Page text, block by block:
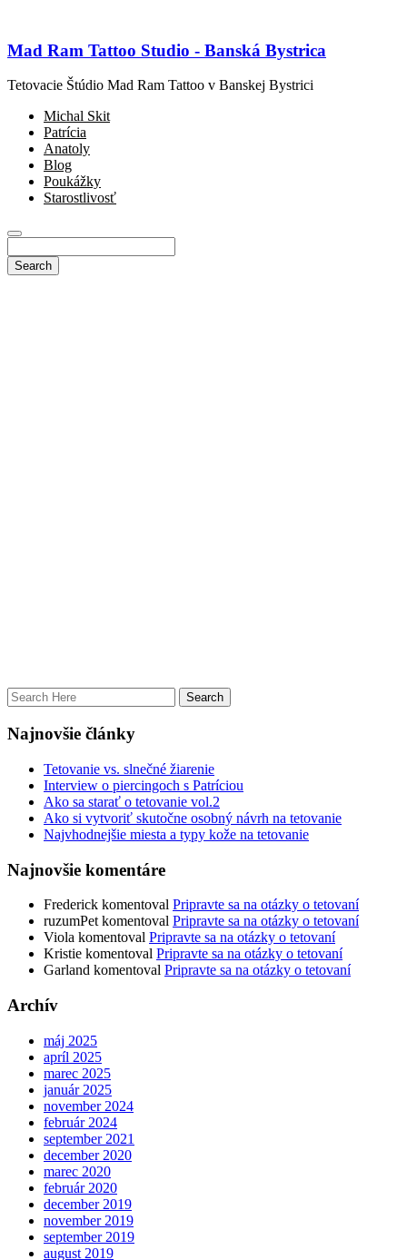
Mad Ram Tattoo Studio - Banská Bystrica
Tetovacie Štúdio Mad Ram Tattoo v Banskej Bystrici
Michal Skit
Patrícia
Anatoly
Blog
Poukážky
Starostlivosť
Najnovšie články
Tetovanie vs. slnečné žiarenie
Interview o piercingoch s Patríciou
Ako sa starať o tetovanie vol.2
Ako si vytvoriť skutočne osobný návrh na tetovanie
Najvhodnejšie miesta a typy kože na tetovanie
Najnovšie komentáre
Frederick komentoval Pripravte sa na otázky o tetovaní
ruzumPet komentoval Pripravte sa na otázky o tetovaní
Viola komentoval Pripravte sa na otázky o tetovaní
Kristie komentoval Pripravte sa na otázky o tetovaní
Garland komentoval Pripravte sa na otázky o tetovaní
Archív
máj 2025
apríl 2025
marec 2025
január 2025
november 2024
február 2024
september 2021
december 2020
marec 2020
február 2020
december 2019
november 2019
september 2019
august 2019